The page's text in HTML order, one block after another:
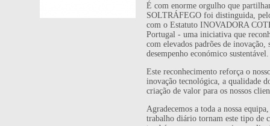
É com enorme orgulho que
SOLTRÁFEGO foi distinguida,
com o Estatuto INOVADORA
Portugal - uma iniciativa que
com elevados padrões de
desempenho económico sustentável.
Este reconhecimento reforça o
inovação tecnológica, a qualidade
criação de valor para os nossos
Agradecemos a toda a nossa
trabalho diário tornam este tipo de